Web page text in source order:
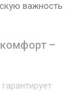
важность
–